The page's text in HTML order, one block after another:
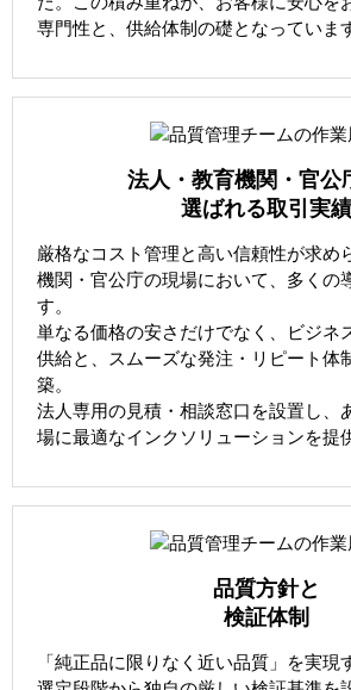
専門性と、供給体制の礎となっていま
法人・教育機関・官公
選ばれる取引実績
厳格なコスト管理と高い信頼性が求め
機関・官公庁の現場において、多くの
す。
単なる価格の安さだけでなく、ビジネ
供給と、スムーズな発注・リピート体
築。
法人専用の見積・相談窓口を設置し、
場に最適なインクソリューションを提
品質方針と
検証体制
「純正品に限りなく近い品質」を実現